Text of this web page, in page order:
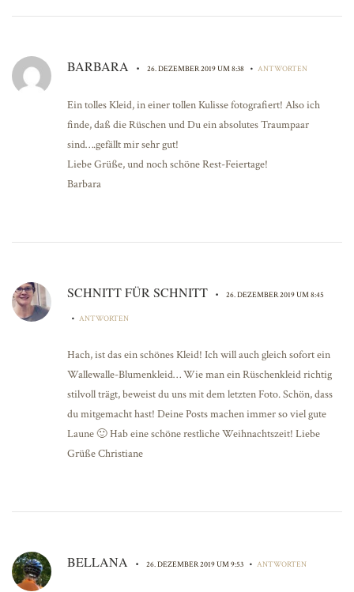
BARBARA • 26. DEZEMBER 2019 UM 8:38 • ANTWORTEN
Ein tolles Kleid, in einer tollen Kulisse fotografiert! Also ich
finde, daß die Rüschen und Du ein absolutes Traumpaar
sind….gefällt mir sehr gut!
Liebe Grüße, und noch schöne Rest-Feiertage!
Barbara
SCHNITT FÜR SCHNITT • 26. DEZEMBER 2019 UM 8:45
• ANTWORTEN
Hach, ist das ein schönes Kleid! Ich will auch gleich sofort ein
Wallewalle-Blumenkleid… Wie man ein Rüschenkleid richtig
stilvoll trägt, beweist du uns mit dem letzten Foto. Schön, dass
du mitgemacht hast! Deine Posts machen immer so viel gute
Laune 🙂 Hab eine schöne restliche Weihnachtszeit! Liebe
Grüße Christiane
BELLANA • 26. DEZEMBER 2019 UM 9:53 • ANTWORTEN